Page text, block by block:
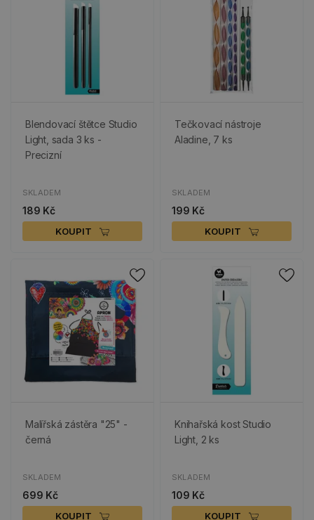
Blendovací štětce Studio
Light, sada 3 ks -
Precizní
SKLADEM
189 Kč
KOUPIT
Tečkovací nástroje
Aladine, 7 ks
SKLADEM
199 Kč
KOUPIT
Malířská zástěra "25" -
černá
SKLADEM
699 Kč
KOUPIT
Knihařská kost Studio
Light, 2 ks
SKLADEM
109 Kč
KOUPIT